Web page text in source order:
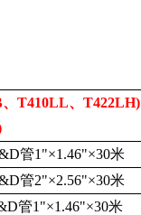
、 T410LL、 T422LH)
管1"×1.46"×30米
管2"×2.56"×30米
管1"×1.46"×30米